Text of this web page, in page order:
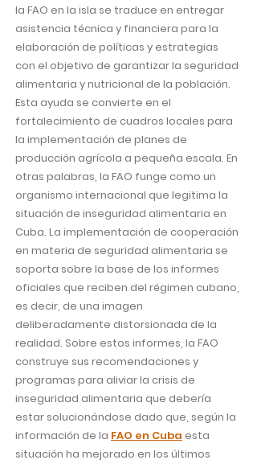
la FAO en la isla se traduce en entregar
asistencia técnica y financiera para la
elaboración de políticas y estrategias
con el objetivo de garantizar la seguridad
alimentaria y nutricional de la población.
Esta ayuda se convierte en el
fortalecimiento de cuadros locales para
la implementación de planes de
producción agrícola a pequeña escala. En
otras palabras, la FAO funge como un
organismo internacional que legitima la
situación de inseguridad alimentaria en
Cuba. La implementación de cooperación
en materia de seguridad alimentaria se
soporta sobre la base de los informes
oficiales que reciben del régimen cubano,
es decir, de una imagen
deliberadamente distorsionada de la
realidad. Sobre estos informes, la FAO
construye sus recomendaciones y
programas para aliviar la crisis de
inseguridad alimentaria que debería
estar solucionándose dado que, según la
información de la FAO en Cuba esta
situación ha mejorado en los últimos